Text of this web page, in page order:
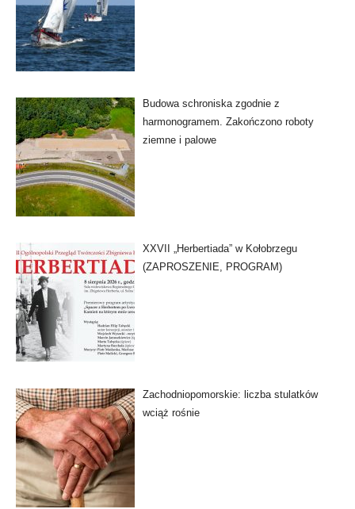
Budowa schroniska zgodnie z
harmonogramem. Zakończono roboty
ziemne i palowe
XXVII „Herbertiada” w Kołobrzegu
(ZAPROSZENIE, PROGRAM)
Zachodniopomorskie: liczba stulatków
wciąż rośnie